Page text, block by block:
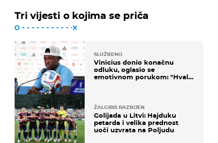
Tri vijesti o kojima se priča
SLUŽBENO
Vinicius donio konačnu
odluku, oglasio se
emotivnom porukom: "Hvala
ŽALGIRIS RAZBIJEN
Golijada u Litvi: Hajduku
petarda i velika prednost
uoči uzvrata na Poljudu